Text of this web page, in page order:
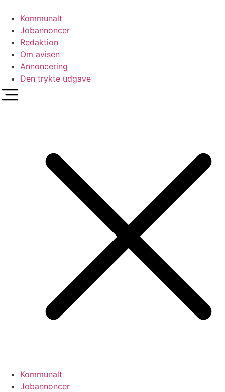
indhold
Kommunalt
Jobannoncer
Redaktion
Om avisen
Annoncering
Den trykte udgave
Kommunalt
Jobannoncer